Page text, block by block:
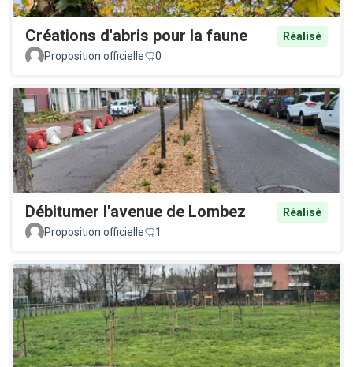
Créations d'abris pour la faune
Réalisé
Proposition officielle
0
Débitumer l'avenue de Lombez
Réalisé
Proposition officielle
1